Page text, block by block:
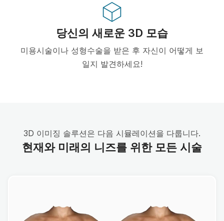
당신의 새로운 3D 모습
미용시술이나 성형수술을 받은 후 자신이 어떻게 보
일지 발견하세요!
3D 이미징 솔루션은 다음 시뮬레이션을 다룹니다.
현재와 미래의 니즈를 위한 모든 시술